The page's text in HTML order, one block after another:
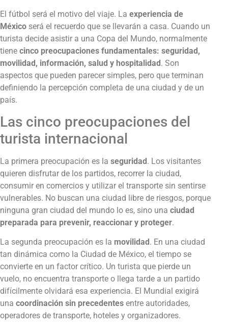
El fútbol será el motivo del viaje. La experiencia de
México será el recuerdo que se llevarán a casa. Cuando un
turista decide asistir a una Copa del Mundo, normalmente
tiene cinco preocupaciones fundamentales: seguridad,
movilidad, información, salud y hospitalidad. Son
aspectos que pueden parecer simples, pero que terminan
definiendo la percepción completa de una ciudad y de un
país.
Las cinco preocupaciones del
turista internacional
La primera preocupación es la seguridad. Los visitantes
quieren disfrutar de los partidos, recorrer la ciudad,
consumir en comercios y utilizar el transporte sin sentirse
vulnerables. No buscan una ciudad libre de riesgos, porque
ninguna gran ciudad del mundo lo es, sino una ciudad
preparada para prevenir, reaccionar y proteger.
La segunda preocupación es la movilidad . En una ciudad
tan dinámica como la Ciudad de México, el tiempo se
convierte en un factor crítico. Un turista que pierde un
vuelo, no encuentra transporte o llega tarde a un partido
difícilmente olvidará esa experiencia. El Mundial exigirá
una coordinación sin precedentes entre autoridades,
operadores de transporte, hoteles y organizadores.